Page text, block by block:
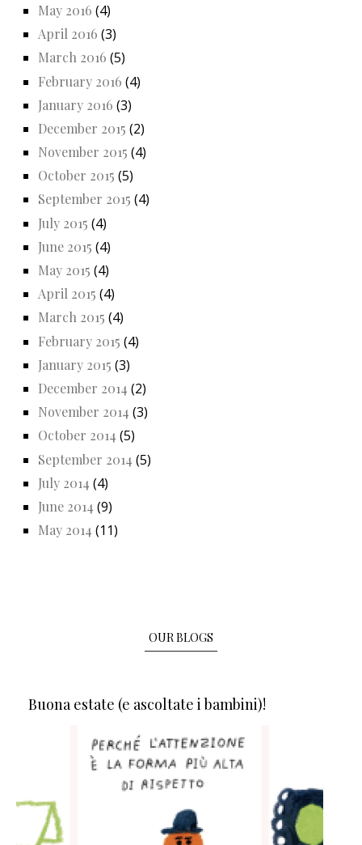
May 2016 (4)
April 2016 (3)
March 2016 (5)
February 2016 (4)
January 2016 (3)
December 2015 (2)
November 2015 (4)
October 2015 (5)
September 2015 (4)
July 2015 (4)
June 2015 (4)
May 2015 (4)
April 2015 (4)
March 2015 (4)
February 2015 (4)
January 2015 (3)
December 2014 (2)
November 2014 (3)
October 2014 (5)
September 2014 (5)
July 2014 (4)
June 2014 (9)
May 2014 (11)
OUR BLOGS
Buona estate (e ascoltate i bambini)!